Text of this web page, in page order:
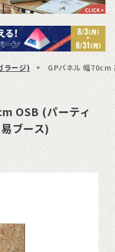
ラージ) GPパネル 幅70cm
OSB (パーティ
ブース)